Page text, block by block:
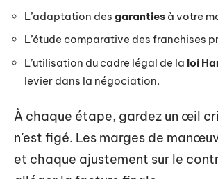
L’adaptation des garanties à votre
L’étude comparative des franchises
L’utilisation du cadre légal de la loi
levier dans la négociation.
À chaque étape, gardez un œil
n’est figé. Les marges de
et chaque ajustement sur le